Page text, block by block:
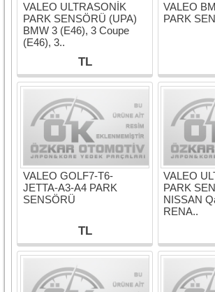
VALEO ULTRASONİK
PARK SENSÖRÜ (UPA)
BMW 3 (E46), 3 Coupe
(E46), 3..
TL
VALEO
PARK
VALEO GOLF7-T6-
JETTA-A3-A4 PARK
SENSÖRÜ
TL
VALEO
PARK
NISSAN
RENA..